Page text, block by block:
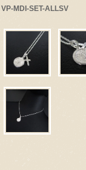
VP-MDI-SET-ALLSV